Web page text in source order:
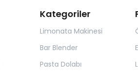
Kategoriler
Limonata Makinesi
Bar Blender
Pasta Dolabı